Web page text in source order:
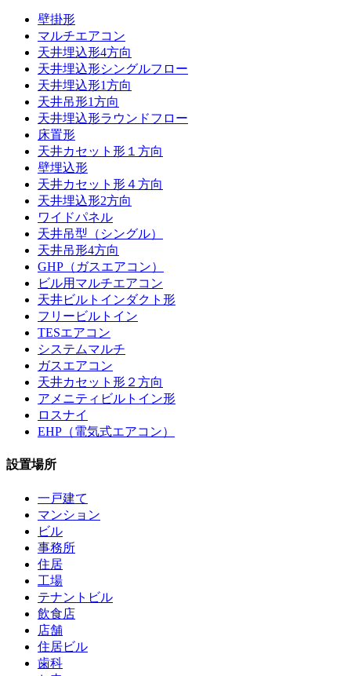
壁掛形
マルチエアコン
天井埋込形4方向
天井埋込形シングルフロー
天井埋込形1方向
天井吊形1方向
天井埋込形ラウンドフロー
床置形
天井カセット形１方向
壁埋込形
天井カセット形４方向
天井埋込形2方向
ワイドパネル
天井吊型（シングル）
天井吊形4方向
GHP（ガスエアコン）
ビル用マルチエアコン
天井ビルトインダクト形
フリービルトイン
TESエアコン
システムマルチ
ガスエアコン
天井カセット形２方向
アメニティビルトイン形
ロスナイ
EHP（電気式エアコン）
設置場所
一戸建て
マンション
ビル
事務所
住居
工場
テナントビル
飲食店
店舗
住居ビル
歯科